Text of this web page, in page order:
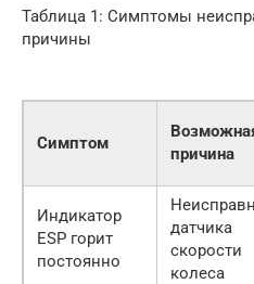
Таблица 1: Симптомы
причины
Симптом
причина
Индикатор
ESP горит
постоянно
датчика
скорости
колеса